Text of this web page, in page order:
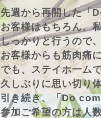
先週から再開した「
お客様はもちろん、
しっかりと行うので
お客様からも筋肉痛
でも、ステイホ一ム
久しぶりに思い切り
引き続き、「Do
参加ご希望の方は人